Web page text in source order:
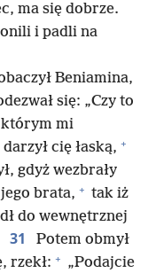
ma się dobrze.
i padli na
Beniamina,
się: „Czy to
którym mi
cię łaską, +
gdyż wezbrały
brata, + tak iż
do wewnętrznej
31
Potem obmył
rzekł: + „Podajcie